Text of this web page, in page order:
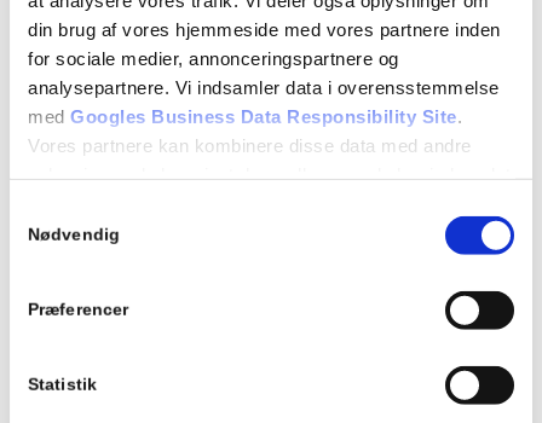
din brug af vores hjemmeside med vores partnere inden
for sociale medier, annonceringspartnere og
analysepartnere. Vi indsamler data i overensstemmelse
med Googles Business Data Responsibility Site
Vores partnere kan kombinere disse data med andre
Nødvendig
Præferencer
Statistik
KONTAKT
Herfølge Kleinsmedie A/S
Solvangsvej 11
4681 Herfølge
CVR: 43376985
info@hekl.dk
Laserskæring